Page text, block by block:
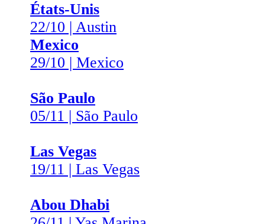
États-Unis
22/10 | Austin
Mexico
29/10 | Mexico
São Paulo
05/11 | São Paulo
Las Vegas
19/11 | Las Vegas
Abou Dhabi